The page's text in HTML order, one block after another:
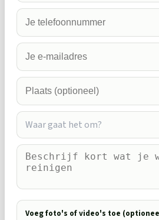
Waar gaat het om?
Voeg foto's of video's toe